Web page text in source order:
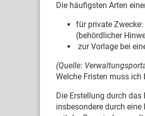
Die häufigsten Arten
für private
(behördlicher
zur Vorlage bei
(Quelle:
Welche Fristen muss ich
Die Erstellung durch
insbesondere durch